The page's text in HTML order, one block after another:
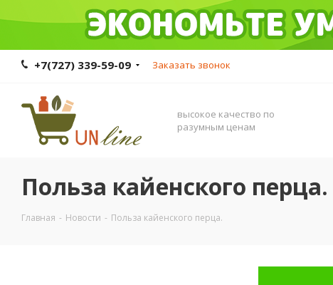
+7(727) 339-59-09 Заказать звонок
высокое качество по
разумным ценам
Польза кайенского перца.
Главная - Новости - Польза кайенского перца.